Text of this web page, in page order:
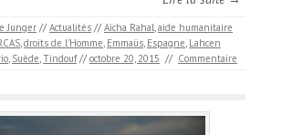
Junger // Actualités // Aïcha Rahal,aide humanitaire
,droits de l'Homme, Emmaüs, Espagne, Lahcen
, Suède,Tindouf // octobre 20, 2015 // Commentaire